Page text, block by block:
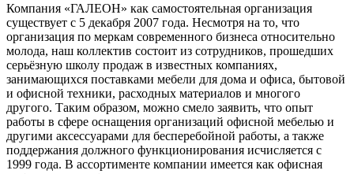
Компания «ГАЛЕОН» как самостоятельная организация
существует с 5 декабря 2007 года. Несмотря на то, что
организация по меркам современного бизнеса относительно
молода, наш коллектив состоит из сотрудников, прошедших
серьёзную школу продаж в известных компаниях,
занимающихся поставками мебели для дома и офиса, бытовой
и офисной техники, расходных материалов и многого
другого. Таким образом, можно смело заявить, что опыт
работы в сфере оснащения организаций офисной мебелью и
другими аксессуарами для бесперебойной работы, а также
поддержания должного функционирования исчисляется с
1999 года. В ассортименте компании имеется как офисная